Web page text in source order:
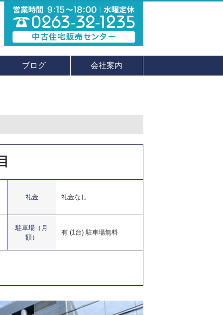
ブログ 会社案内
礼金 礼金なし
駐車場（月
額）
有 (1台) 駐車場無料